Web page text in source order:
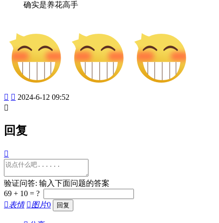
确实是养花高手
  2024-6-12 09:52

回复

验证问答: 输入下面问题的答案
69 + 10 = ?
表情 图片0